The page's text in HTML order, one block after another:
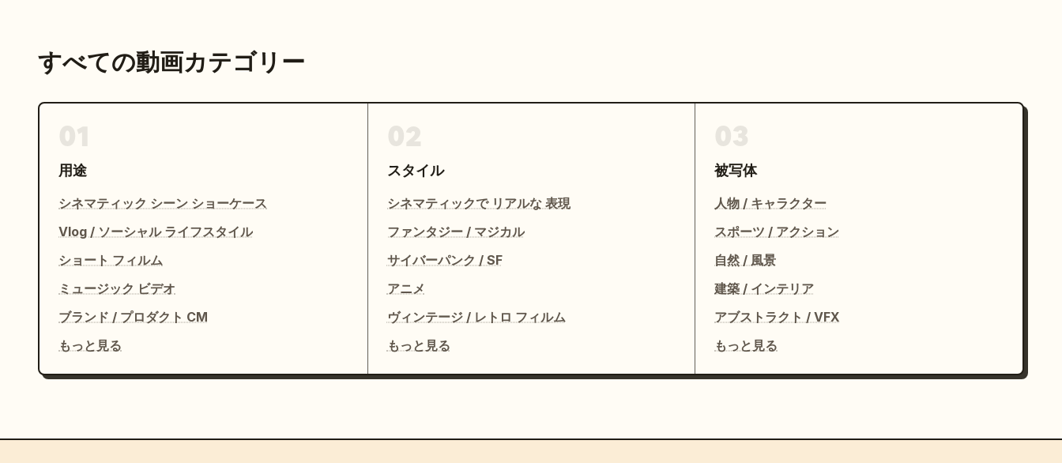
すべての動画カテゴリー
用途
シネマティック シーン ショーケース
Vlog / ソーシャル ライフスタイル
ショート フィルム
ミュージック ビデオ
ブランド / プロダクト CM
もっと見る
スタイル
シネマティックで リアルな 表現
ファンタジー / マジカル
サイバーパンク / SF
アニメ
ヴィンテージ / レトロ フィルム
もっと見る
被写体
人物 / キャラクター
スポーツ / アクション
自然 / 風景
建築 / インテリア
アブストラクト / VFX
もっと見る